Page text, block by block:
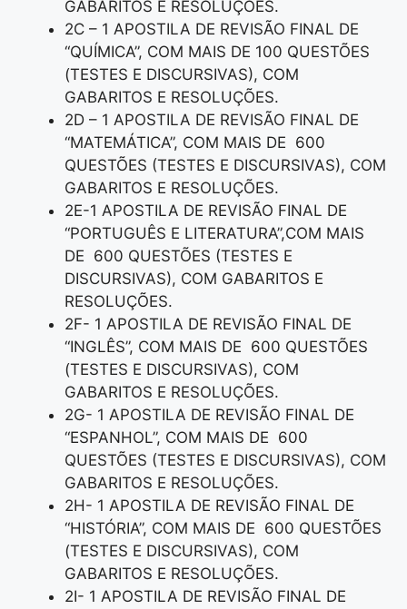
GABARITOS E RESOLUÇÕES.
2C – 1 APOSTILA DE REVISÃO FINAL DE
“QUÍMICA”, COM MAIS DE 100 QUESTÕES
(TESTES E DISCURSIVAS), COM
GABARITOS E RESOLUÇÕES.
2D – 1 APOSTILA DE REVISÃO FINAL DE
“MATEMÁTICA”, COM MAIS DE 600
QUESTÕES (TESTES E DISCURSIVAS), COM
GABARITOS E RESOLUÇÕES.
2E-1 APOSTILA DE REVISÃO FINAL DE
“PORTUGUÊS E LITERATURA”,COM MAIS
DE 600 QUESTÕES (TESTES E
DISCURSIVAS), COM GABARITOS E
RESOLUÇÕES.
2F- 1 APOSTILA DE REVISÃO FINAL DE
“INGLÊS”, COM MAIS DE 600 QUESTÕES
(TESTES E DISCURSIVAS), COM
GABARITOS E RESOLUÇÕES.
2G- 1 APOSTILA DE REVISÃO FINAL DE
“ESPANHOL”, COM MAIS DE 600
QUESTÕES (TESTES E DISCURSIVAS), COM
GABARITOS E RESOLUÇÕES.
2H- 1 APOSTILA DE REVISÃO FINAL DE
“HISTÓRIA”, COM MAIS DE 600 QUESTÕES
(TESTES E DISCURSIVAS), COM
GABARITOS E RESOLUÇÕES.
2I- 1 APOSTILA DE REVISÃO FINAL DE